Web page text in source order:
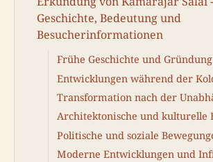
Geschichte, Bedeutung und
Besucherinformationen
Frühe Geschichte und Gründung
Entwicklungen während der
Transformation nach der
Architektonische und kulturelle
Politische und soziale
Moderne Entwicklungen und